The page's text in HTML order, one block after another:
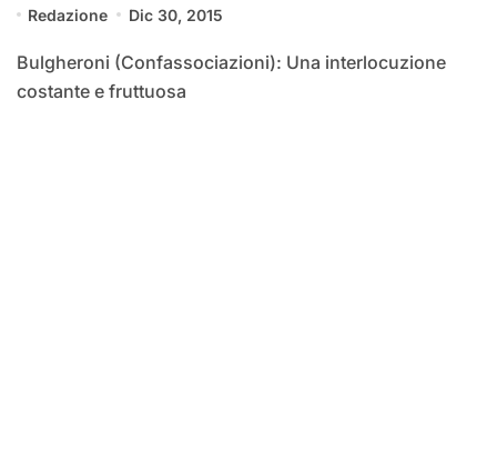
Redazione Dic 30, 2015
Bulgheroni (Confassociazioni): Una interlocuzione
costante e fruttuosa